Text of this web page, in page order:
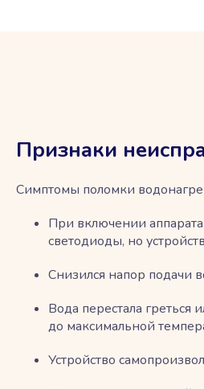
Признаки
Симптомы поломки
При включении аппарата
светодиоды, но
Снизился напор подачи
Вода перестала греться
до максимальной
Устройство